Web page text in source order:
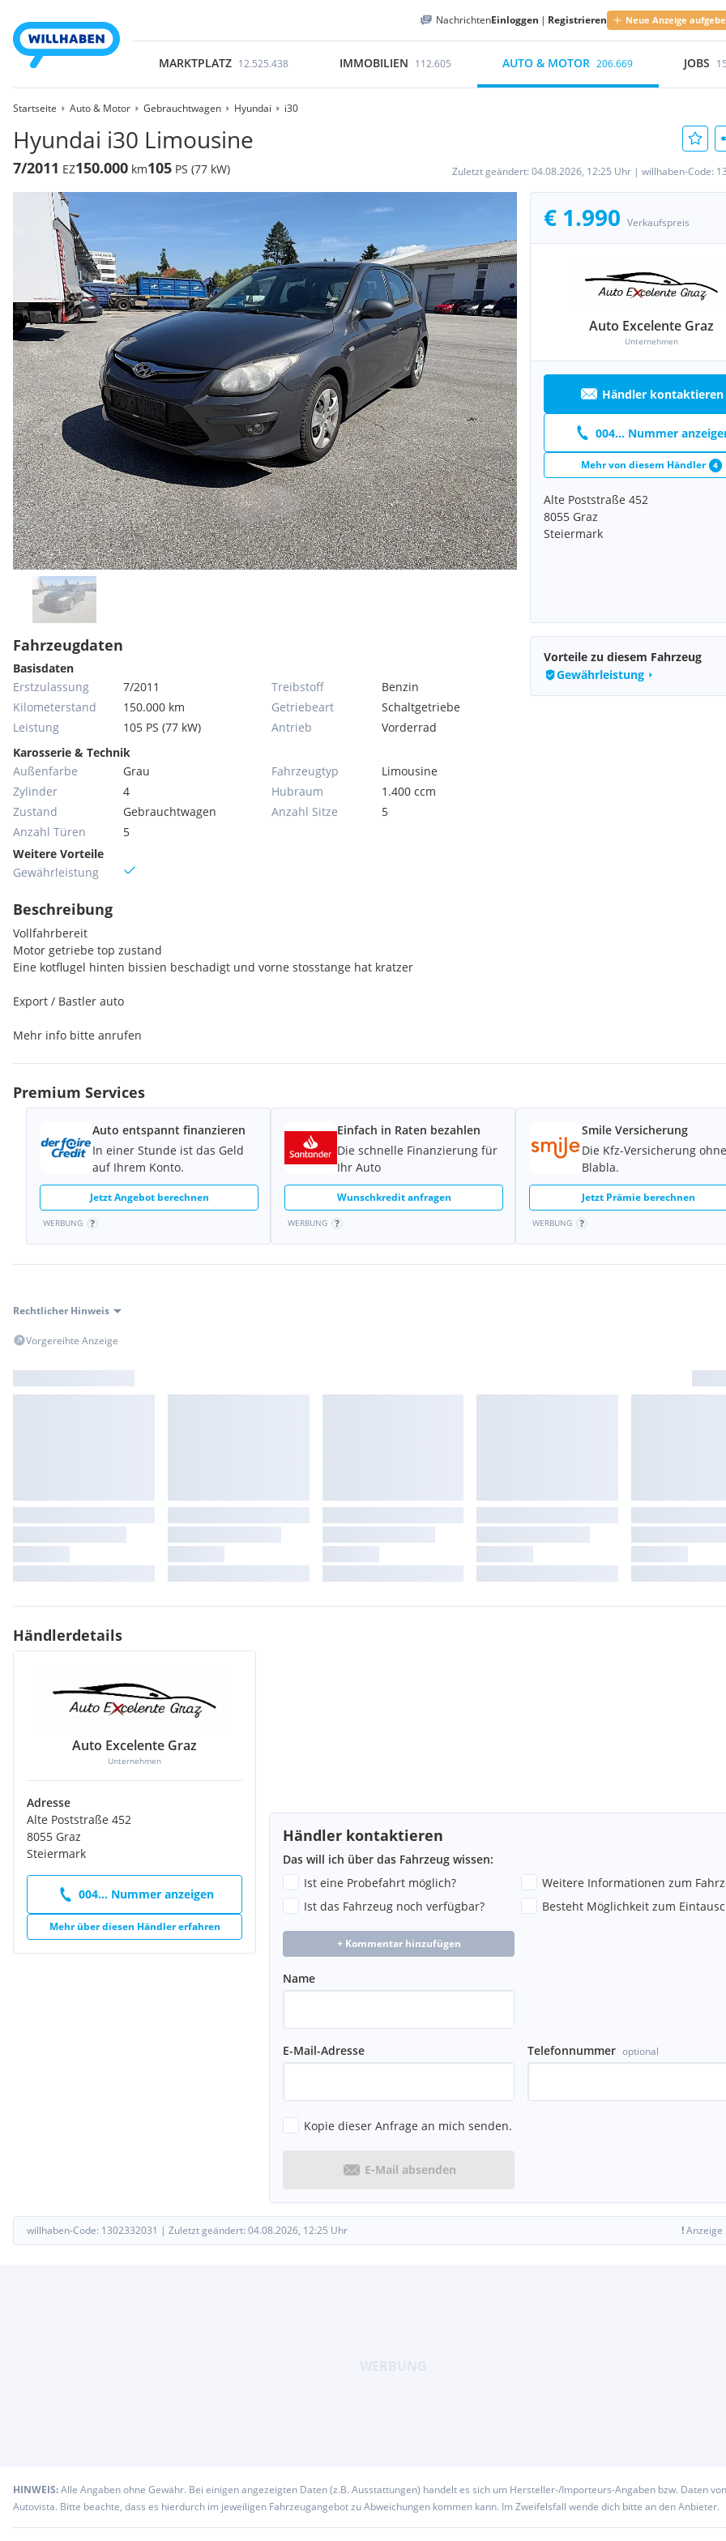
NachrichtenEinloggen | Registrieren Neue Anzeige
MARKTPLATZ 12.525.438 IMMOBILIEN 112.605 AUTO & MOTOR 206.669 JOBS
Startseite Auto & Motor Gebrauchtwagen Hyundai i30
Hyundai i30 Limousine
7/2011 EZ150.000 km105 PS (77 kW) Zuletzt geändert: 04.08.2026, 12:25 Uhr | willhaben-Code:
€ 1.990 Verkaufspreis
Auto Excelente Graz
Unternehmen
Händler kontaktieren
004... Nummer
Mehr von diesem Händler 4
Alte Poststraße 452
8055 Graz
Steiermark
Fahrzeugdaten
Basisdaten
Erstzulassung
7/2011
Kilometerstand
150.000 km
Leistung
105 PS (77 kW)
Treibstoff
Benzin
Getriebeart
Schaltgetriebe
Antrieb
Vorderrad
Karosserie & Technik
Außenfarbe
Grau
Zylinder
4
Zustand
Gebrauchtwagen
Anzahl Türen
5
Fahrzeugtyp
Limousine
Hubraum
1.400 ccm
Anzahl Sitze
5
Weitere Vorteile
Gewährleistung
Beschreibung
Vollfahrbereit
Motor getriebe top zustand
Eine kotflugel hinten bissien beschadigt und vorne stosstange hat kratzer
Export / Bastler auto
Mehr info bitte anrufen
Vorteile zu diesem Fahrzeug
Gewährleistung
Premium Services
Auto entspannt finanzieren
In einer Stunde ist das Geld
auf Ihrem Konto.
Jetzt Angebot berechnen
WERBUNG
Einfach in Raten bezahlen
Die schnelle Finanzierung für
Ihr Auto
Wunschkredit anfragen
WERBUNG
Smile Versicherung
Die Kfz-Versicherung ohne
Blabla.
Jetzt Prämie berechnen
WERBUNG
Rechtlicher Hinweis
Vorgereihte Anzeige
Händlerdetails
Auto Excelente Graz
Unternehmen
Adresse
Alte Poststraße 452
8055 Graz
Steiermark
004... Nummer anzeigen
Mehr über diesen Händler erfahren
Händler kontaktieren
Das will ich über das Fahrzeug wissen:
Ist eine Probefahrt möglich?
Weitere Informationen zum
Ist das Fahrzeug noch verfügbar?
Besteht Möglichkeit zum
+ Kommentar hinzufügen
Name
E-Mail-Adresse Telefonnummer optional
Kopie dieser Anfrage an mich senden.
E-Mail absenden
willhaben-Code: 1302332031 | Zuletzt geändert: 04.08.2026, 12:25 Uhr !Anzeige
HINWEIS:Alle Angaben ohne Gewähr. Bei einigen angezeigten Daten (z.B. Ausstattungen) handelt es sich um Hersteller-/Importeurs-Angaben bzw. Daten von
Autovista. Bitte beachte, dass es hierdurch im jeweiligen Fahrzeugangebot zu Abweichungen kommen kann. Im Zweifelsfall wende dich bitte an den Anbieter.